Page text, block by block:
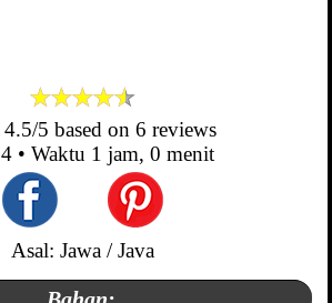
4.5/5 based on 6 reviews
4• Waktu 1 jam, 0 menit
Asal: Jawa / Java